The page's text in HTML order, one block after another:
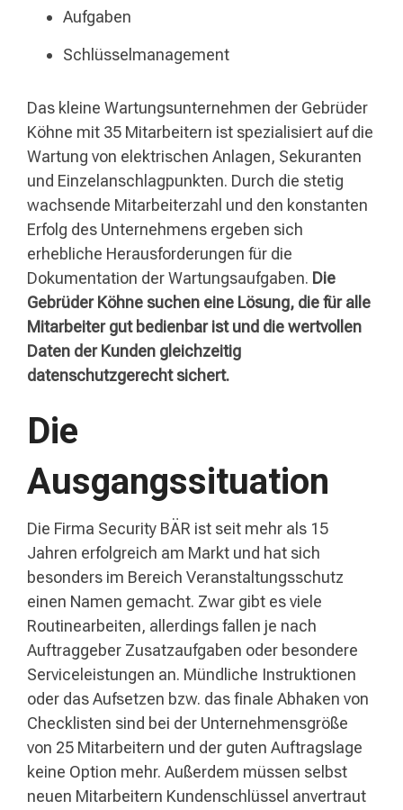
Aufgaben
Schlüsselmanagement
Das kleine Wartungsunternehmen der Gebrüder
Köhne mit 35 Mitarbeitern ist spezialisiert auf die
Wartung von elektrischen Anlagen, Sekuranten
und Einzelanschlagpunkten. Durch die stetig
wachsende Mitarbeiterzahl und den konstanten
Erfolg des Unternehmens ergeben sich
erhebliche Herausforderungen für die
Dokumentation der Wartungsaufgaben. Die
Gebrüder Köhne suchen eine Lösung, die für alle
Mitarbeiter gut bedienbar ist und die wertvollen
Daten der Kunden gleichzeitig
datenschutzgerecht sichert.
Die
Ausgangssituation
Die Firma Security BÄR ist seit mehr als 15
Jahren erfolgreich am Markt und hat sich
besonders im Bereich Veranstaltungsschutz
einen Namen gemacht. Zwar gibt es viele
Routinearbeiten, allerdings fallen je nach
Auftraggeber Zusatzaufgaben oder besondere
Serviceleistungen an. Mündliche Instruktionen
oder das Aufsetzen bzw. das finale Abhaken von
Checklisten sind bei der Unternehmensgröße
von 25 Mitarbeitern und der guten Auftragslage
keine Option mehr. Außerdem müssen selbst
neuen Mitarbeitern Kundenschlüssel anvertraut